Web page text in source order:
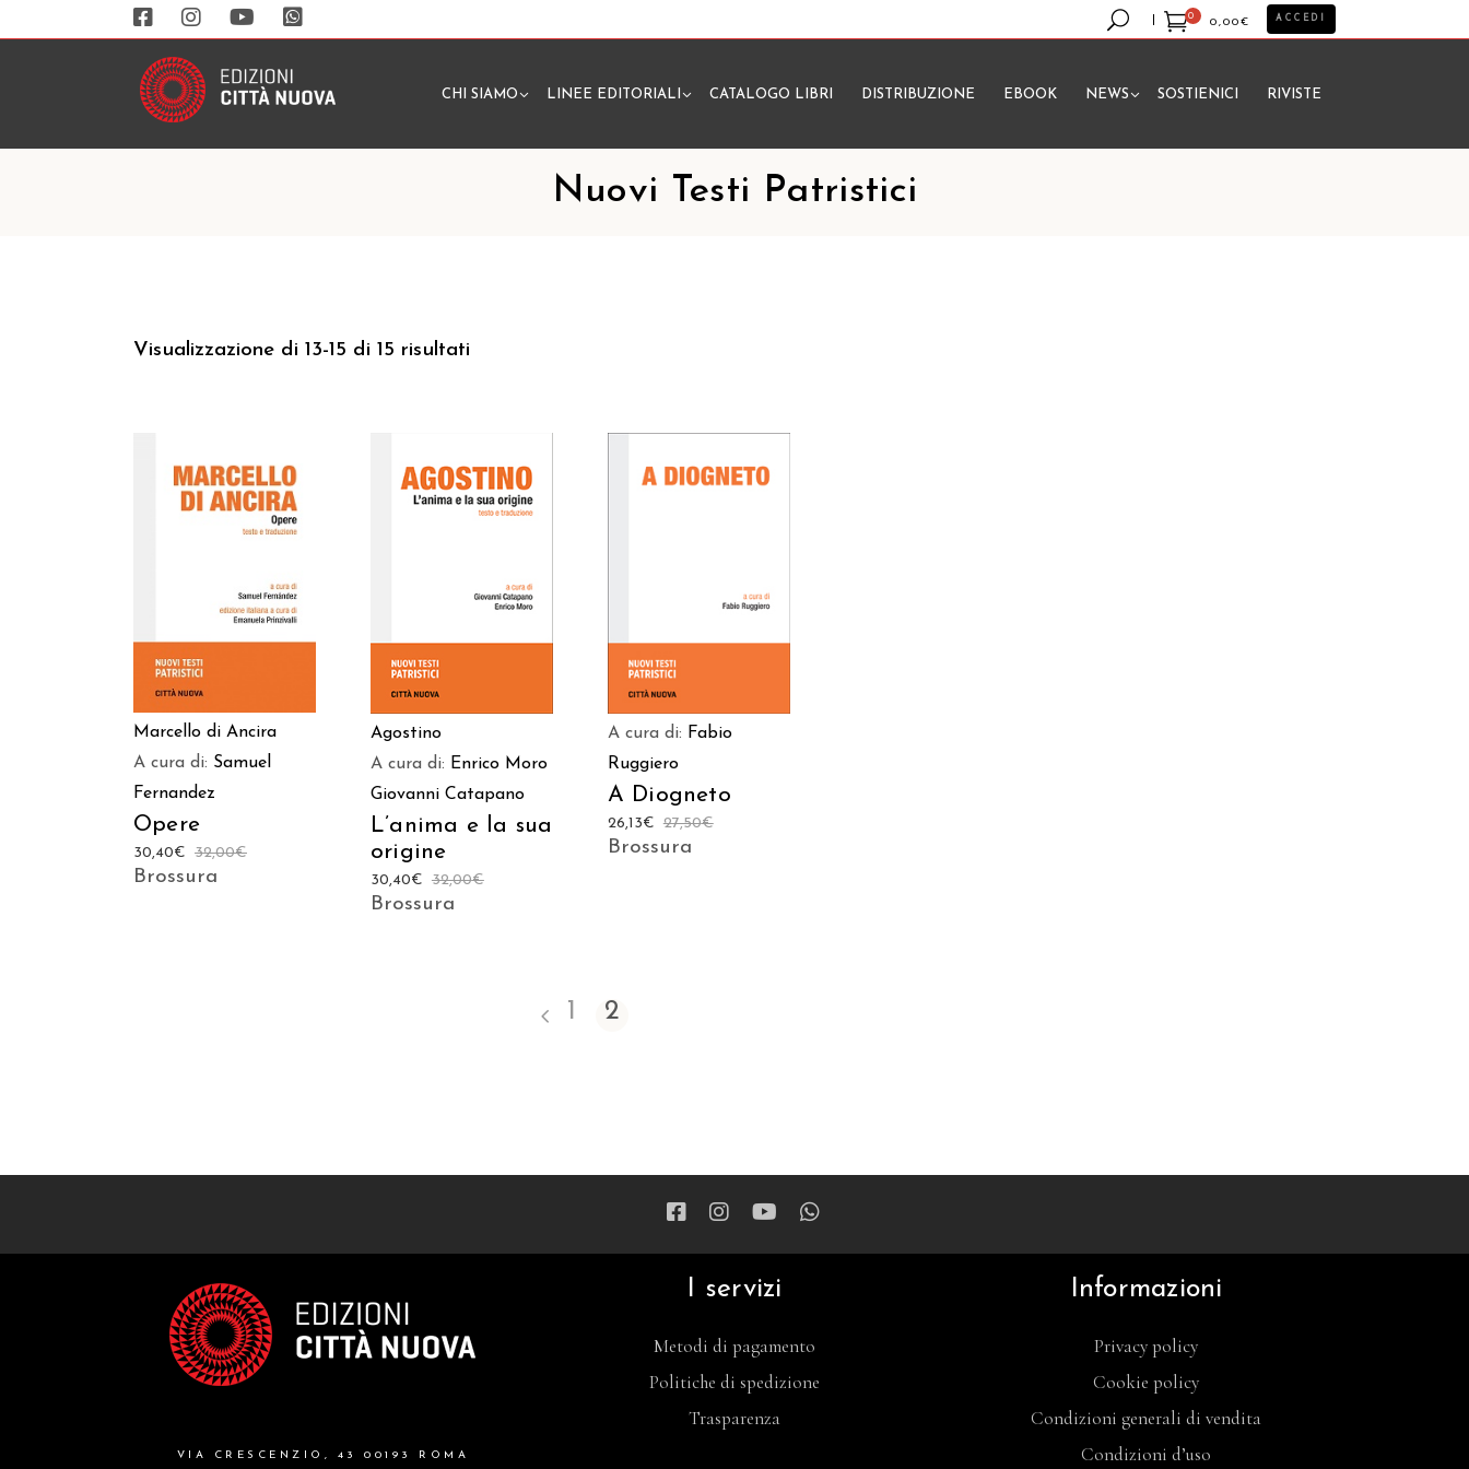
0
0,00€
Nessun prodotto nel carrello.
ACCEDI
CHI SIAMO LINEE EDITORIALI CATALOGO LIBRI DISTRIBUZIONE EBOOK NEWS SOSTIENICI RIVISTE
Nuovi Testi Patristici
Visualizzazione di 13-15 di 15 risultati
Marcello di Ancira
A cura di: Samuel
Fernandez
Opere
32,00€
30,40€
Brossura
Agostino
A cura di: Enrico Moro
Giovanni Catapano
L’anima e la sua
origine
32,00€
30,40€
Brossura
A cura di: Fabio
Ruggiero
A Diogneto
27,50€
26,13€
Brossura
1 2
VIA CRESCENZIO, 43 00193 ROMA
I servizi
Metodi di pagamento
Politiche di spedizione
Trasparenza
Informazioni
Privacy policy
Cookie policy
Condizioni generali di vendita
Condizioni d’uso